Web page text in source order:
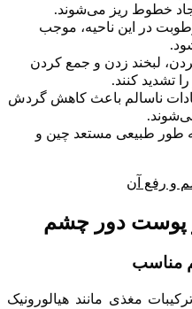
خطوط ریز می‌شوند.
در این ناحیه، موجب
لبخند زدن و جمع کردن
تشدید کنند.
ناسالم باعث کاهش گردش
طور طبیعی مستعد چین و
و رفع آن
مغذی مانند هیالورونیک